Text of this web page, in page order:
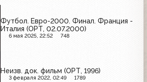
Футбол. Евро-2000. Финал. Франция -
Италия (ОРТ, 02.07.2000)
6 мая 2025, 22:52 748
Неизв. док. фильм (ОРТ, 1996)
3 февраля 2022, 02:49 1789